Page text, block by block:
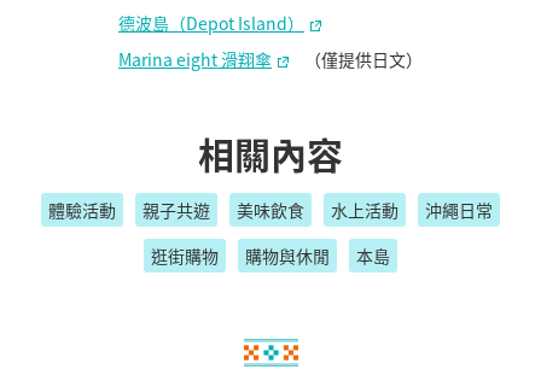
德波島（Depot Island）
Marina eight 滑翔傘
（僅提供日文）
相關內容
體驗活動 親子共遊 美味飲食 水上活動
沖繩日常
逛街購物
購物與休閒 本島